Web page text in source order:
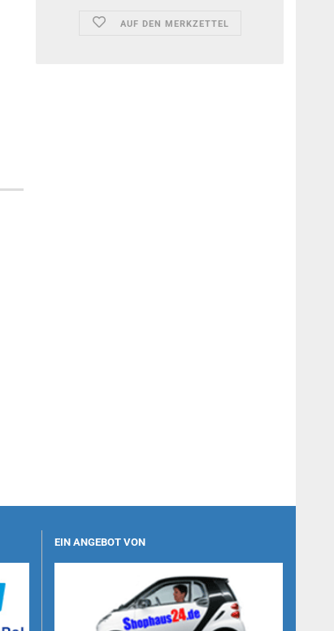
AUF DEN MERKZETTEL
EIN ANGEBOT VON